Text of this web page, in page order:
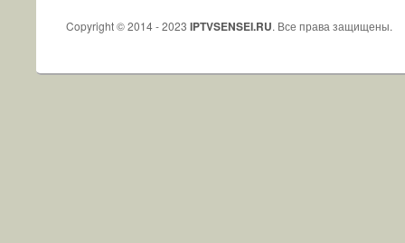
Copyright © 2014 - 2023 IPTVSENSEI.RU. Все права защищены.